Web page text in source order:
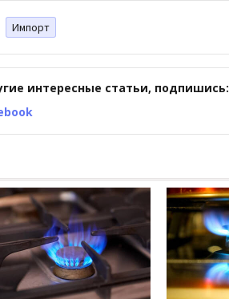
Импорт
интересные статьи, подпишись: